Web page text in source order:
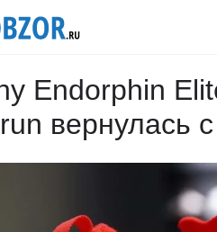
Endorphin
вернулась